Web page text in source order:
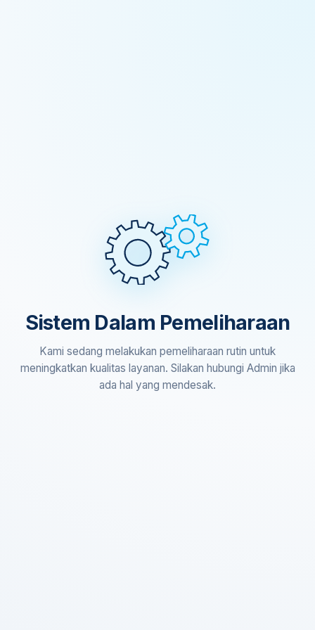
Sistem Dalam Pemeliharaan
Kami sedang melakukan pemeliharaan rutin untuk
meningkatkan kualitas layanan. Silakan hubungi Admin jika
ada hal yang mendesak.